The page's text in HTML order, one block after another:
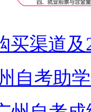
买渠道
自考助